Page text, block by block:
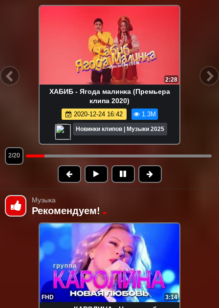
4:32
RASA (Раса) - ПОГУДИМ (Премьера
клипа 2022)
2022-08-12 10:08 1.2M
Новинки клипов | Музыки 2025
3/20
Музыка
Рекомендуем!
FHD 3:14